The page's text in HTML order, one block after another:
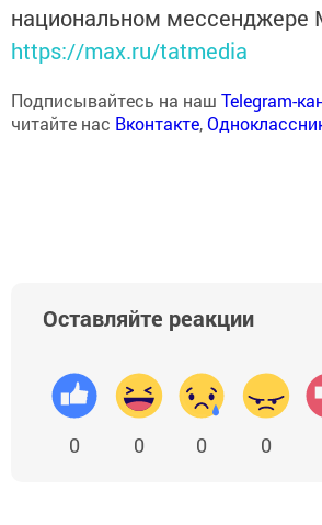
национальном мессенджере
https://max.ru/tatmedia
Подписывайтесь на наш Telegram-
читайте нас Вконтакте,
Оставляйте реакции
0 0 0 0